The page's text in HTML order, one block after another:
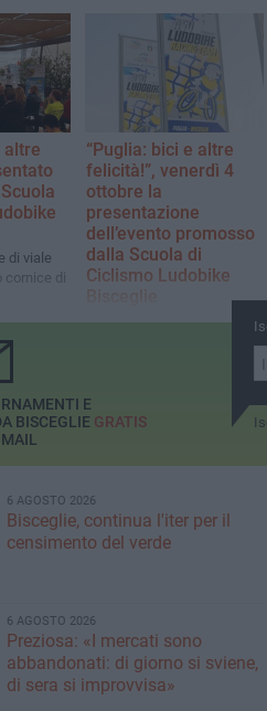
altre
di viale
cornice di
12 e 13
“Puglia: bici e altre
felicità!”, venerdì 4
ottobre la
presentazione
dell’evento promosso
dalla Scuola di
Ciclismo Ludobike
Il Bike park village di viale
inclusione i prossimi 12 e 13
ottobre
E
BISCEGLIE GRATIS
6 AGOSTO 2026
Bisceglie, continua l'iter per il
censimento del verde
6 AGOSTO 2026
Preziosa: «I mercati sono
abbandonati: di giorno si sviene,
di sera si improvvisa»